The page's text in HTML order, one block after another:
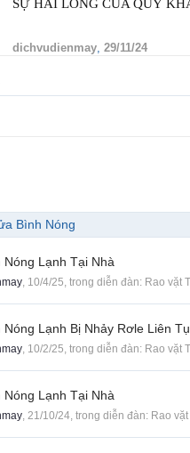
SỰ HÀI LÒNG CỦA QUÝ
dichvudienmay, 29/11/24
Bình Nóng
Nóng Lạnh Tại Nhà
, 10/4/25, trong diễn đàn: Rao vặt
Nóng Lạnh Bị Nhảy Rơle Liên
, 10/2/25, trong diễn đàn: Rao vặt
Nóng Lạnh Tại Nhà
, 21/10/24, trong diễn đàn: Rao